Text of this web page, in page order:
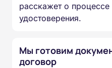
расскажет о
удостоверения.
Мы готовим
договор